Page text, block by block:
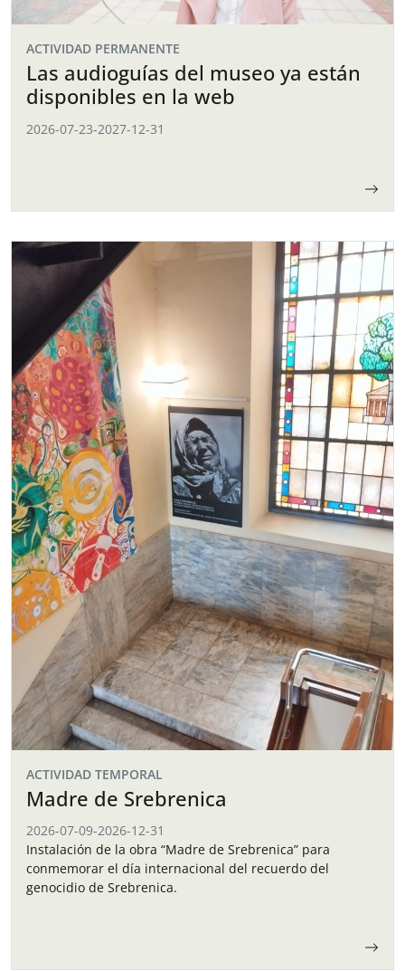
ACTIVIDAD PERMANENTE
Las audioguías del museo ya están
disponibles en la web
2026-07-23-2027-12-31
ACTIVIDAD TEMPORAL
Madre de Srebrenica
2026-07-09-2026-12-31
Instalación de la obra “Madre de Srebrenica” para
conmemorar el día internacional del recuerdo del
genocidio de Srebrenica.